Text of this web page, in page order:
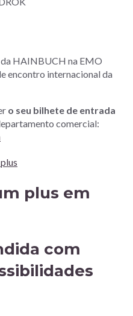
HAINBUCH na EMO
encontro internacional da
o seu bilhete de entrada
comercial:
plus em
com